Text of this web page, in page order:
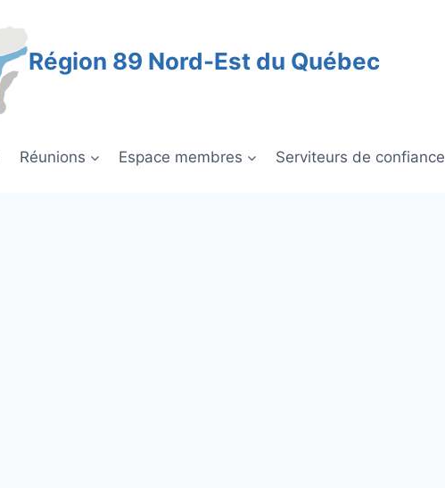
Région 89 Nord-Est du Québec
Réunions Espace membres Serviteurs de confiance